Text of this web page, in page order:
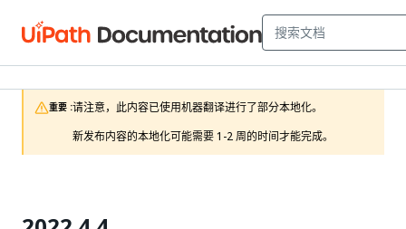
重要 :请注意，此内容已使用机器翻译进行了部分本地化。
新发布内容的本地化可能需要 1-2 周的时间才能完成。